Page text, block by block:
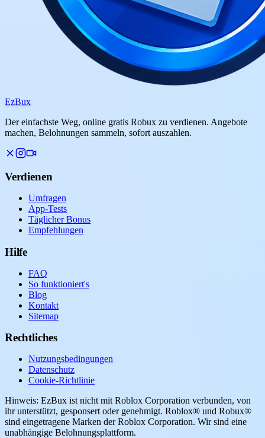
EzBux
Der einfachste Weg, online gratis Robux zu verdienen. Angebote
machen, Belohnungen sammeln, sofort auszahlen.
Verdienen
Umfragen
App-Tests
Täglicher Bonus
Empfehlungen
Hilfe
FAQ
So funktioniert's
Blog
Kontakt
Sitemap
Rechtliches
Nutzungsbedingungen
Datenschutz
Cookie-Richtlinie
Hinweis: EzBux ist nicht mit Roblox Corporation verbunden, von
ihr unterstützt, gesponsert oder genehmigt. Roblox® und Robux®
sind eingetragene Marken der Roblox Corporation. Wir sind eine
unabhängige Belohnungsplattform.